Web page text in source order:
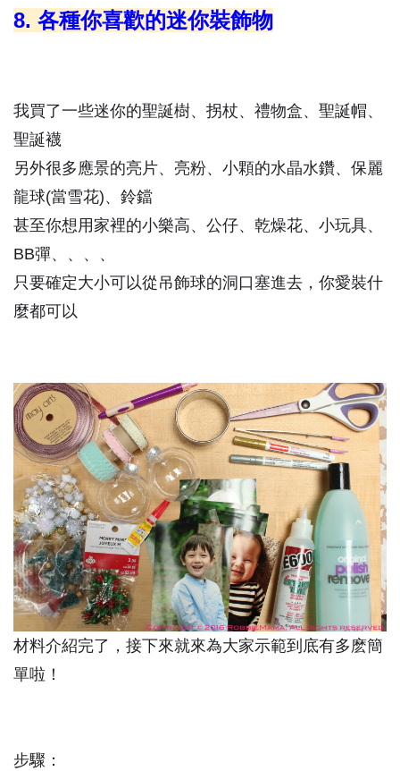
8. 各種你喜歡的迷你裝飾物
我買了一些迷你的聖誕樹、拐杖、禮物盒、聖誕帽、
聖誕襪
另外很多應景的亮片、亮粉、小顆的水晶水鑽、保麗
龍球(當雪花)、鈴鐺
甚至你想用家裡的小樂高、公仔、乾燥花、小玩具、
BB彈、、、、
只要確定大小可以從吊飾球的洞口塞進去，你愛裝什
麼都可以
材料介紹完了，接下來就來為大家示範到底有多麽簡
單啦！
步驟：